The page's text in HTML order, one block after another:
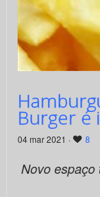
Burger é
04 mar 2021 · 8
Novo espaço